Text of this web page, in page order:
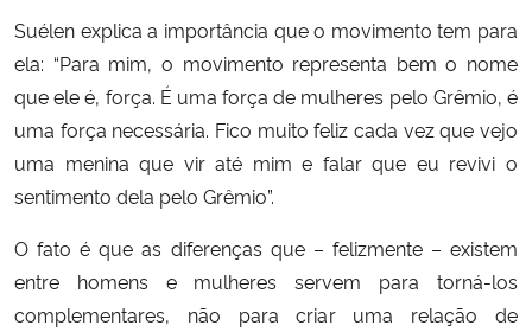
Suélen explica a importância que o movimento tem para
ela: “Para mim, o movimento representa bem o nome
que ele é, força. É uma força de mulheres pelo Grêmio, é
uma força necessária. Fico muito feliz cada vez que vejo
uma menina que vir até mim e falar que eu revivi o
sentimento dela pelo Grêmio”.
O fato é que as diferenças que – felizmente – existem
entre homens e mulheres servem para torná-los
complementares, não para criar uma relação de